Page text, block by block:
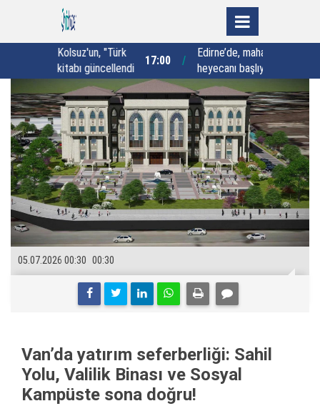
17:00
Edirne’de, mahalleler arası turnuva
heyecanı başlıyor
00:30
05.07.2026 00:30
Van’da yatırım seferberliği: Sahil
Yolu, Valilik Binası ve Sosyal
Kampüste sona doğru!